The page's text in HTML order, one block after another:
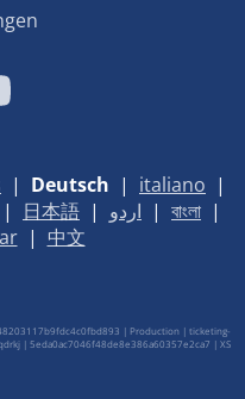
| Deutsch | italiano |
| 日本語 | اردو | বাংলা |
| 中文
| Production | ticketing-
| 5eda0ac7046f48de8e386a60357e2ca7 | XS